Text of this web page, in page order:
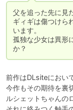
父を追った先に見
ギィギは傷つけら
います。
孤独な少女は異形
か？
前作はDLsiteにおい
今作もその期待を裏
ルシェットちゃんの